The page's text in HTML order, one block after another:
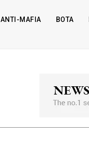
ANTI-MAFIA BOTA